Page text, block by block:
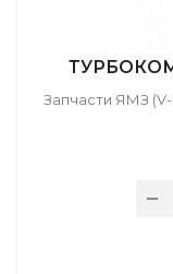
Запчасти ЯМЗ